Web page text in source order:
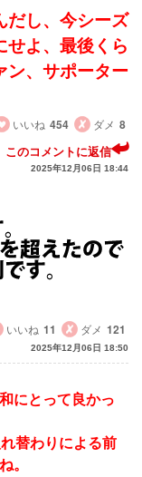
だし、今シーズ
せよ、最後くら
ン、サポーター
いいね 454 ダメ 8
このコメントに返信
2025年12月06日 18:44
いいね 11 ダメ 121
2025年12月06日 18:50
にとって良かっ
替わりによる前
。